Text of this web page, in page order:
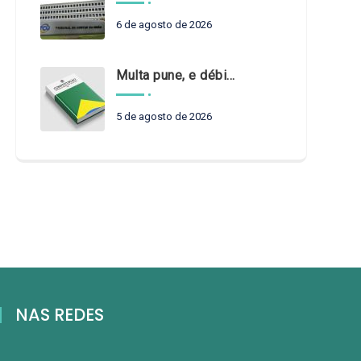
6 de agosto de 2026
Multa pune, e débito recompõe. § 3º do art. 71 da Constituição: um problema de legística formal
5 de agosto de 2026
NAS REDES